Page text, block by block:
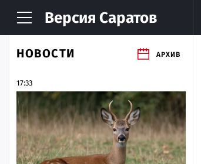
Версия Саратов
НОВОСТИ АРХИВ
17:33